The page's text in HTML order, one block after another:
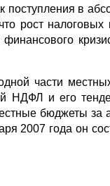
поступления в
рост налоговых
части
НДФЛ и его
бюджеты за
2007 года он